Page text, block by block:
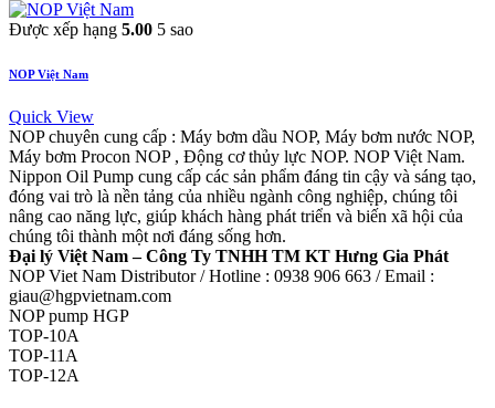
Được xếp hạng 5.00 5 sao
NOP Việt Nam
Quick View
NOP chuyên cung cấp : Máy bơm dầu NOP, Máy bơm nước NOP,
Máy bơm Procon NOP , Động cơ thủy lực NOP. NOP Việt Nam.
Nippon Oil Pump cung cấp các sản phẩm đáng tin cậy và sáng tạo,
đóng vai trò là nền tảng của nhiều ngành công nghiệp, chúng tôi
nâng cao năng lực, giúp khách hàng phát triển và biến xã hội của
chúng tôi thành một nơi đáng sống hơn.
Đại lý Việt Nam – Công Ty TNHH TM KT Hưng Gia Phát
NOP Viet Nam Distributor / Hotline : 0938 906 663 / Email :
giau@hgpvietnam.com
NOP pump HGP
TOP-10A
TOP-11A
TOP-12A